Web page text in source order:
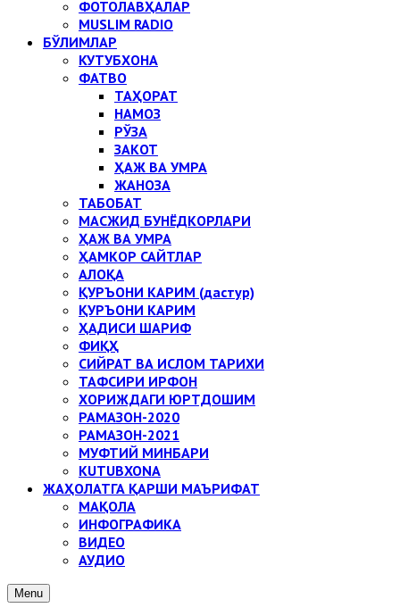
ФОТОЛАВҲАЛАР
MUSLIM RADIO
БЎЛИМЛАР
КУТУБХОНА
ФАТВО
ТАҲОРАТ
НАМОЗ
РЎЗА
ЗАКОТ
ҲАЖ ВА УМРА
ЖАНОЗА
ТАБОБАТ
МАСЖИД БУНЁДКОРЛАРИ
ҲАЖ ВА УМРА
ҲАМКОР САЙТЛАР
АЛОҚА
ҚУРЪОНИ КАРИМ (дастур)
ҚУРЪОНИ КАРИМ
ҲАДИСИ ШАРИФ
ФИҚҲ
СИЙРАТ ВА ИСЛОМ ТАРИХИ
ТАФСИРИ ИРФОН
ХОРИЖДАГИ ЮРТДОШИМ
РАМАЗОН-2020
РАМАЗОН-2021
МУФТИЙ МИНБАРИ
KUTUBXONA
ЖАҲОЛАТГА ҚАРШИ МАЪРИФАТ
МАҚОЛА
ИНФОГРАФИКА
ВИДЕО
АУДИО
Menu